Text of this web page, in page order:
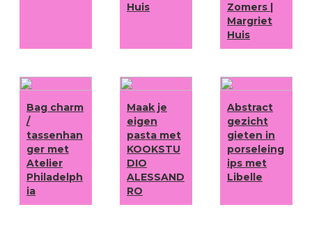
Huis
Zomers |
Margriet
Huis
Bag charm
/
tassenhan
ger met
Atelier
Philadelph
ia
Maak je
eigen
pasta met
KOOKSTU
DIO
ALESSAND
RO
Abstract
gezicht
gieten in
porseleing
ips met
Libelle